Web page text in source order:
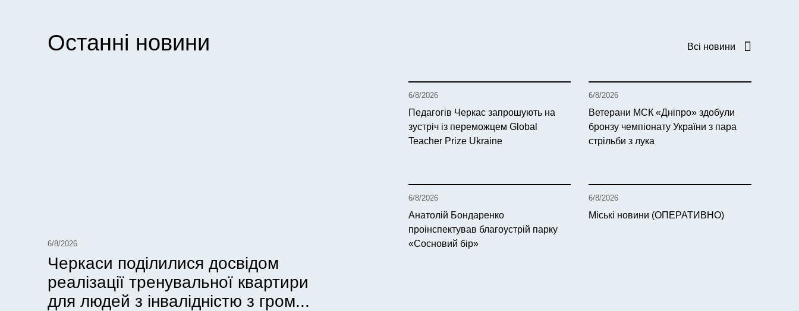
Останні новини Всі новини
6/8/2026
Черкаси поділилися досвідом
реалізації тренувальної квартири
для людей з інвалідністю з гром...
6/8/2026
Педагогів Черкас запрошують на
зустріч із переможцем Global
Teacher Prize Ukraine
6/8/2026
Ветерани МСК «Дніпро» здобули
бронзу чемпіонату України з пара
стрільби з лука
6/8/2026
Анатолій Бондаренко
проінспектував благоустрій парку
«Сосновий бір»
6/8/2026
Міські новини (ОПЕРАТИВНО)